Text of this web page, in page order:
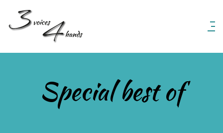
3 Voices 4 Hands
Special best of